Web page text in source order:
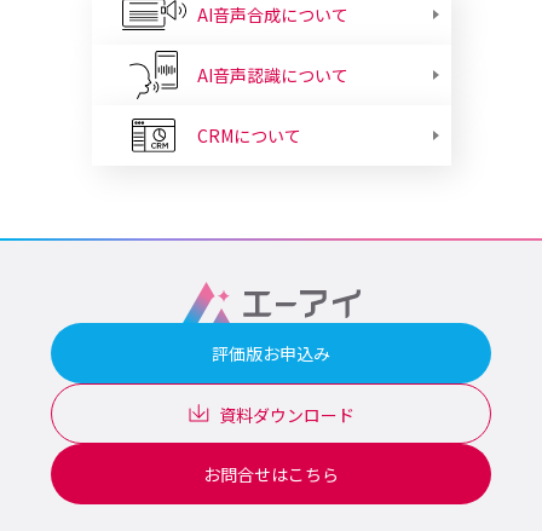
AI音声合成について
AI音声認識について
CRMについて
評価版お申込み
資料ダウンロード
お問合せはこちら